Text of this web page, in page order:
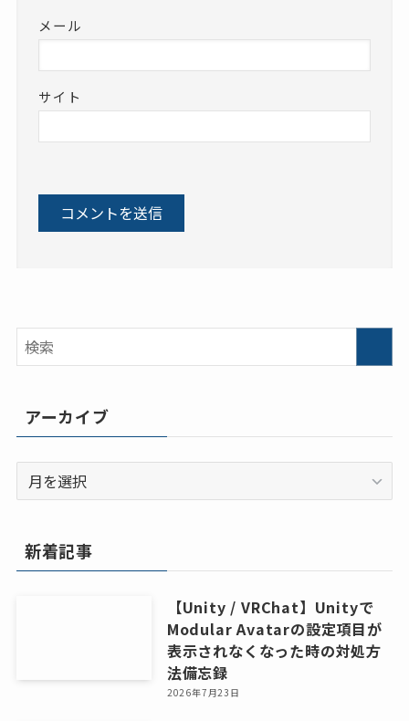
メール
サイト
アーカイブ
ー
イ
ブ
新着記事
【Unity / VRChat】Unityで
Modular Avatarの設定項目が
表示されなくなった時の対処方
法備忘録
2026年7月23日